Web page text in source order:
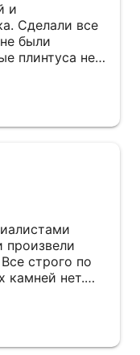
и
Сделали все
были
плинтуса не
показал как
и
произвели
строго по
камней нет.
вежливые,